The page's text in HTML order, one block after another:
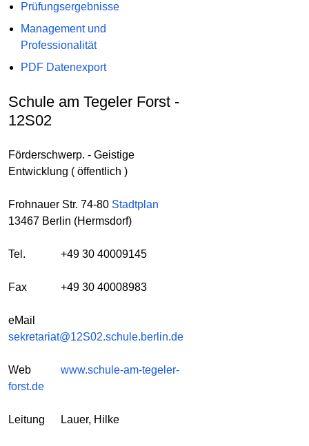
Prüfungsergebnisse
Management und
Professionalität
PDF Datenexport
Schule am Tegeler Forst -
12S02
Förderschwerp. - Geistige
Entwicklung ( öffentlich )
Frohnauer Str. 74-80 Stadtplan
13467 Berlin (Hermsdorf)
Tel. +49 30 40009145
Fax +49 30 40008983
eMail
sekretariat@12S02.schule.berlin.de
Web
www.schule-am-tegeler-
forst.de
Leitung Lauer, Hilke